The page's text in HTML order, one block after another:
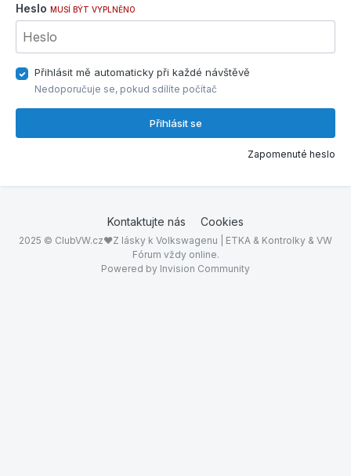
Heslo MUSÍ BÝT VYPLNĚNO
Přihlásit mě automaticky při každé návštěvě
Nedoporučuje se, pokud sdílíte počítač
Přihlásit se
Zapomenuté heslo
Kontaktujte nás Cookies
2025 © ClubVW.cz❤Z lásky k Volkswagenu | ETKA & Kontrolky & VW
Fórum vždy online.
Powered by Invision Community